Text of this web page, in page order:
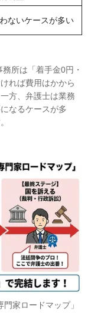
ないケースが多い
所は「着手金0円・
れば費用はかから
方、弁護士は業務
なるケースが多
家ロードマップ」